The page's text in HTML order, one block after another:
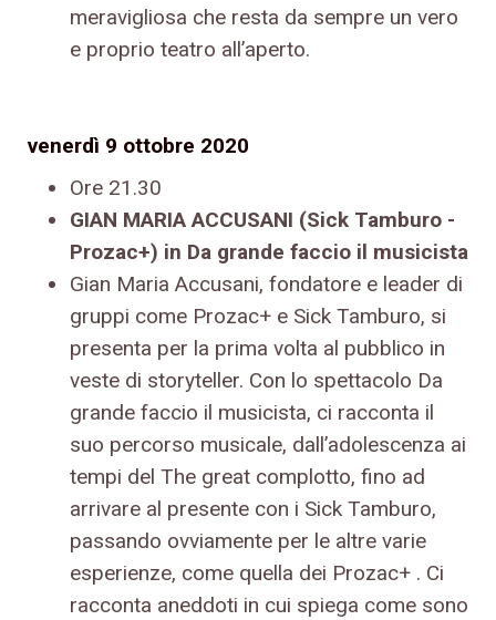
meravigliosa che resta da sempre un vero
e proprio teatro all’aperto.
venerdì 9 ottobre 2020
Ore 21.30
GIAN MARIA ACCUSANI (Sick Tamburo -
Prozac+) in Da grande faccio il musicista
Gian Maria Accusani, fondatore e leader di
gruppi come Prozac+ e Sick Tamburo, si
presenta per la prima volta al pubblico in
veste di storyteller. Con lo spettacolo Da
grande faccio il musicista, ci racconta il
suo percorso musicale, dall’adolescenza ai
tempi del The great complotto, fino ad
arrivare al presente con i Sick Tamburo,
passando ovviamente per le altre varie
esperienze, come quella dei Prozac+ . Ci
racconta aneddoti in cui spiega come sono